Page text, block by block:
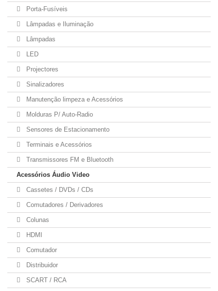
Porta-Fusíveis
Lâmpadas e Iluminação
Lâmpadas
LED
Projectores
Sinalizadores
Manutenção limpeza e Acessórios
Molduras P/ Auto-Radio
Sensores de Estacionamento
Terminais e Acessórios
Transmissores FM e Bluetooth
Acessórios Áudio Video
Cassetes / DVDs / CDs
Comutadores / Derivadores
Colunas
HDMI
Comutador
Distribuidor
SCART / RCA